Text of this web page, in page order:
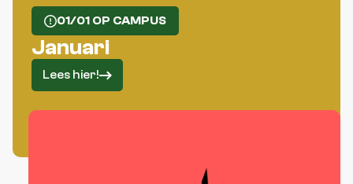
01/01 OP CAMPUS
Januari
Lees hier!